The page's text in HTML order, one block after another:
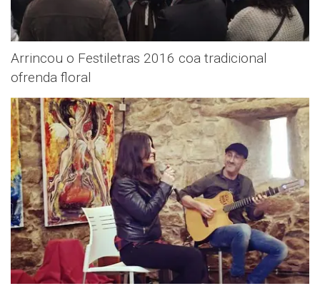
Arrincou o Festiletras 2016 coa tradicional
ofrenda floral